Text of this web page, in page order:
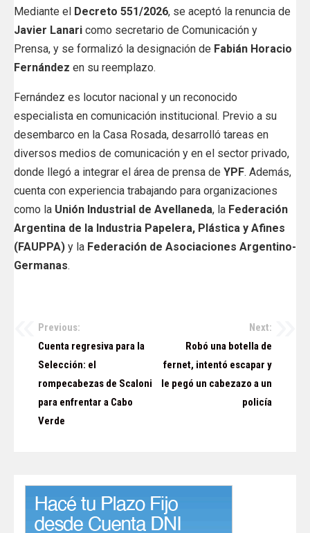
Mediante el Decreto 551/2026, se aceptó la renuncia de
Javier Lanari como secretario de Comunicación y
Prensa, y se formalizó la designación de Fabián Horacio
Fernández en su reemplazo.
Fernández es locutor nacional y un reconocido
especialista en comunicación institucional. Previo a su
desembarco en la Casa Rosada, desarrolló tareas en
diversos medios de comunicación y en el sector privado,
donde llegó a integrar el área de prensa de YPF. Además,
cuenta con experiencia trabajando para organizaciones
como la Unión Industrial de Avellaneda, la Federación
Argentina de la Industria Papelera, Plástica y Afines
(FAUPPA) y la Federación de Asociaciones Argentino-
Germanas.
Navegación
entradas
Previous:
Cuenta regresiva para la
Selección: el
rompecabezas de Scaloni
para enfrentar a Cabo
Verde
Next:
Robó una botella de
fernet, intentó escapar y
le pegó un cabezazo a un
policía